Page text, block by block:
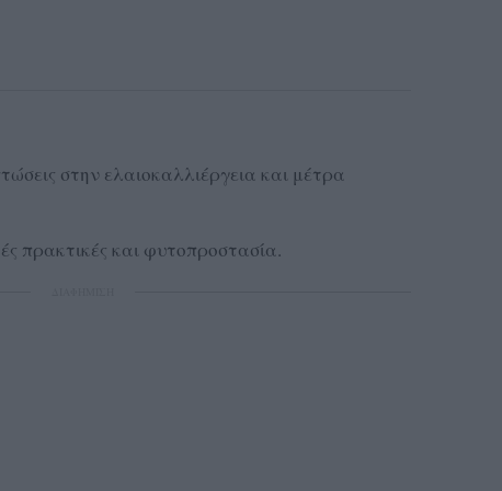
στην ελαιοκαλλιέργεια και μέτρα
πρακτικές και φυτοπροστασία.